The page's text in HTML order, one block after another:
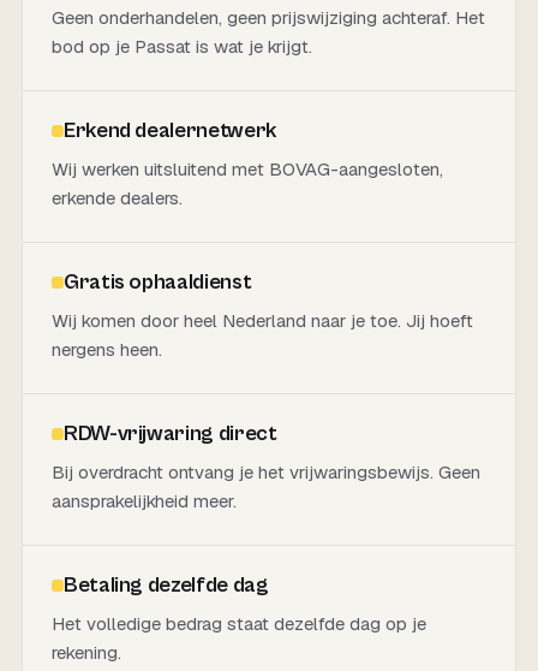
Geen onderhandelen, geen prijswijziging achteraf. Het
bod op je Passat is wat je krijgt.
Erkend dealernetwerk
Wij werken uitsluitend met BOVAG-aangesloten,
erkende dealers.
Gratis ophaaldienst
Wij komen door heel Nederland naar je toe. Jij hoeft
nergens heen.
RDW-vrijwaring direct
Bij overdracht ontvang je het vrijwaringsbewijs. Geen
aansprakelijkheid meer.
Betaling dezelfde dag
Het volledige bedrag staat dezelfde dag op je
rekening.